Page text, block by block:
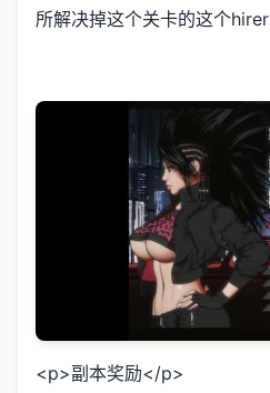
所解决掉这个关卡的这个hirer
<p>副本奖励</p>